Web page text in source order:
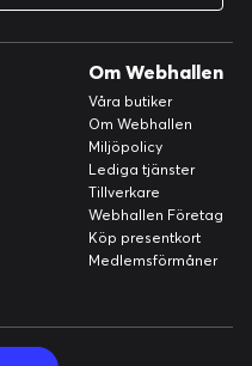
Om Webhallen
Våra butiker
Om Webhallen
Miljöpolicy
Lediga tjänster
Tillverkare
Webhallen Företag
Köp presentkort
Medlemsförmåner